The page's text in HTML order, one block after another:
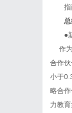
指南
总结
●新
作为
合作
小于
略合
力教